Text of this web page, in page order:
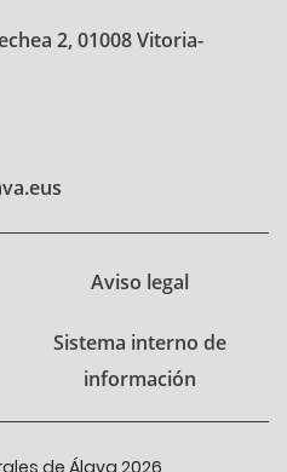
2, 01008 Vitoria-
Aviso legal
Sistema interno de
información